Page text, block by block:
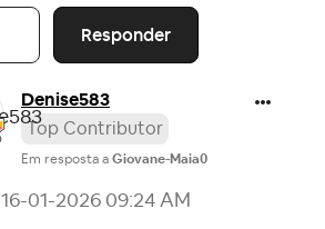
Responder
Denise583
Top Contributor
Em resposta a Giovane-Maia0
‎16-01-2026 09:24 AM